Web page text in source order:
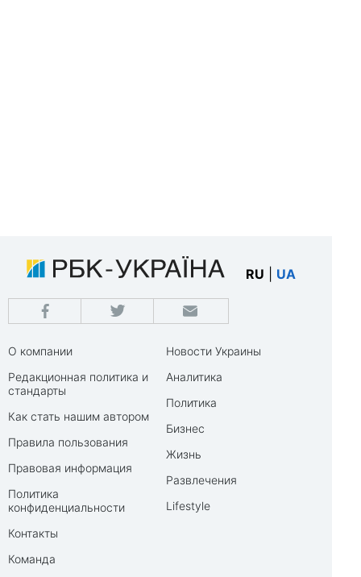
RU UA
О компании
Редакционная политика и
стандарты
Как стать нашим автором
Правила пользования
Правовая информация
Политика
конфиденциальности
Контакты
Команда
Новости Украины
Аналитика
Политика
Бизнес
Жизнь
Развлечения
Lifestyle